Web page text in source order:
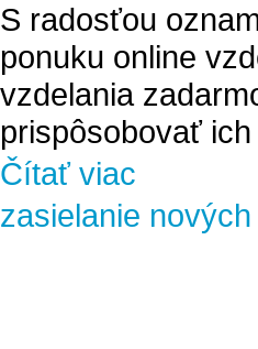
S radosťou
ponuku online
vzdelania
prispôsobovať
Čítať viac
zasielanie